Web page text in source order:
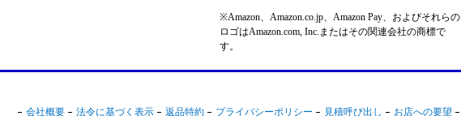
※Amazon、Amazon.co.jp、Amazon Pay、およびそれらの
ロゴはAmazon.com, Inc.またはその関連会社の商標で
す。
会社概要 法令に基づく表示 返品特約 プライバシーポリシー 見積呼び出し お店への要望